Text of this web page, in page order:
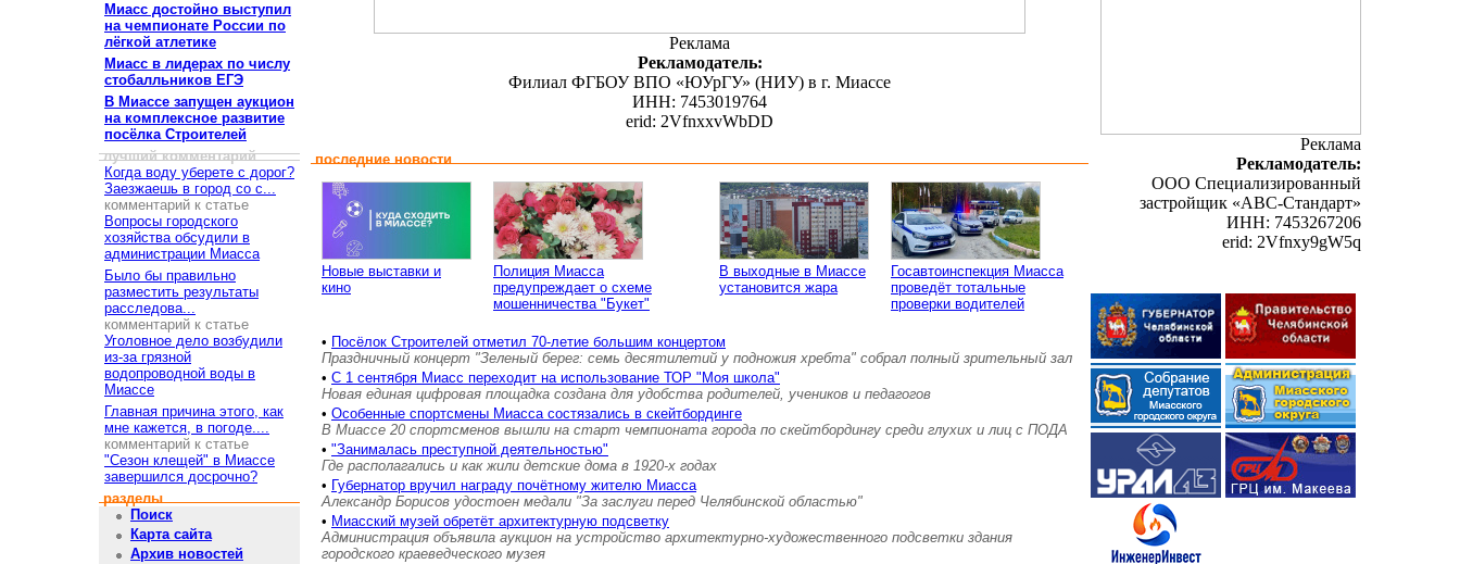
Миасс достойно выступил
на чемпионате России по
лёгкой атлетике
Миасс в лидерах по числу
стобалльников ЕГЭ
В Миассе запущен аукцион
на комплексное развитие
посёлка Строителей
лучший комментарий
Когда воду уберете с дорог?
Заезжаешь в город со с...
комментарий к статье
Вопросы городского
хозяйства обсудили в
администрации Миасса
Было бы правильно
разместить результаты
расследова...
комментарий к статье
Уголовное дело возбудили
из-за грязной
водопроводной воды в
Миассе
Главная причина этого, как
мне кажется, в погоде....
комментарий к статье
"Сезон клещей" в Миассе
завершился досрочно?
разделы
Поиск
Карта сайта
Архив новостей
Реклама
Рекламодатель:
Филиал ФГБОУ ВПО «ЮУрГУ» (НИУ) в г. Миассе
ИНН: 7453019764
erid: 2VfnxxvWbDD
последние новости
Новые выставки и
кино
Полиция Миасса
предупреждает о схеме
мошенничества "Букет"
В выходные в Миассе
установится жара
Госавтоинспекция Миасса
проведёт тотальные
проверки водителей
• Посёлок Строителей отметил 70-летие большим концертом
Праздничный концерт "Зеленый берег: семь десятилетий у подножия хребта" собрал полный зрительный зал
• С 1 сентября Миасс переходит на использование ТОР "Моя школа"
Новая единая цифровая площадка создана для удобства родителей, учеников и педагогов
• Особенные спортсмены Миасса состязались в скейтбординге
В Миассе 20 спортсменов вышли на старт чемпионата города по скейтбордингу среди глухих и лиц с ПОДА
• "Занималась преступной деятельностью"
Где располагались и как жили детские дома в 1920-х годах
• Губернатор вручил награду почётному жителю Миасса
Александр Борисов удостоен медали "За заслуги перед Челябинской областью"
• Миасский музей обретёт архитектурную подсветку
Администрация объявила аукцион на устройство архитектурно-художественного подсветки здания
городского краеведческого музея
Реклама
Рекламодатель:
ООО Специализированный
застройщик «АВС-Стандарт»
ИНН: 7453267206
erid: 2Vfnxy9gW5q